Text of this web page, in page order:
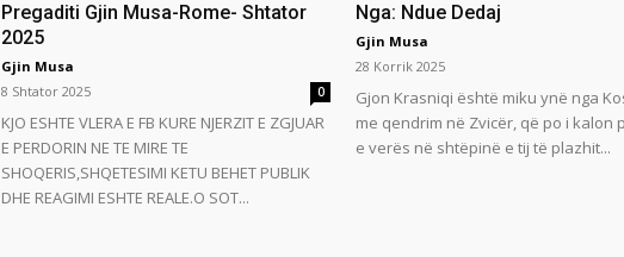
Pregaditi Gjin Musa-Rome- Shtator
2025
Gjin Musa
8 Shtator 2025
0
KJO ESHTE VLERA E FB KURE NJERZIT E ZGJUAR
E PERDORIN NE TE MIRE TE
SHOQERIS,SHQETESIMI KETU BEHET PUBLIK
DHE REAGIMI ESHTE REALE.O SOT...
Nga: Ndue Dedaj
Gjin Musa
28 Korrik 2025
Gjon Krasniqi është miku ynë nga
me qendrim në Zvicër, që po i kalon
e verës në shtëpinë e tij të plazhit...